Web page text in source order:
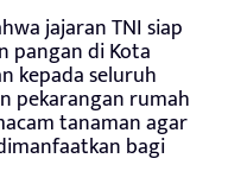
jajaran TNI siap
pangan di Kota
kepada seluruh
pekarangan rumah
tanaman agar
bagi